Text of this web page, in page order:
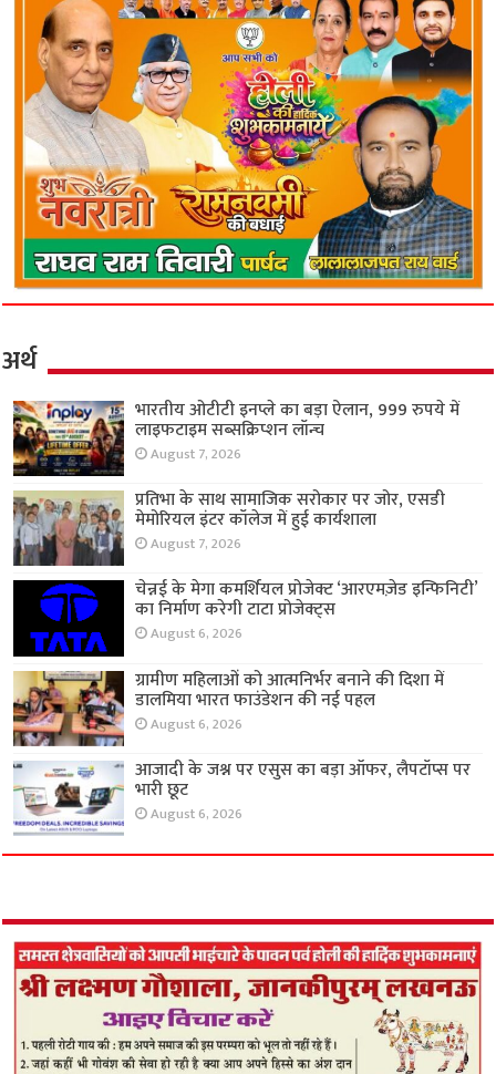
अर्थ
भारतीय ओटीटी इनप्ले का बड़ा ऐलान, 999 रुपये में
लाइफटाइम सब्सक्रिप्शन लॉन्च
August 7, 2026
प्रतिभा के साथ सामाजिक सरोकार पर जोर, एसडी
मेमोरियल इंटर कॉलेज में हुई कार्यशाला
August 7, 2026
चेन्नई के मेगा कमर्शियल प्रोजेक्ट ‘आरएमज़ेड इन्फिनिटी’
का निर्माण करेगी टाटा प्रोजेक्ट्स
August 6, 2026
ग्रामीण महिलाओं को आत्मनिर्भर बनाने की दिशा में
डालमिया भारत फाउंडेशन की नई पहल
August 6, 2026
आजादी के जश्न पर एसुस का बड़ा ऑफर, लैपटॉप्स पर
भारी छूट
August 6, 2026